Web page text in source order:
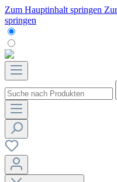
Zum Hauptinhalt springen
springen